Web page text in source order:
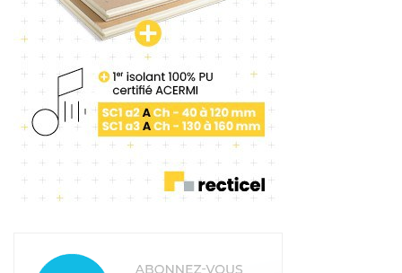
sur certains modèles. Ce qui permet d’offrir jusqu’à
40 % de productivité supplémentaire par rapport à
une ponceuse manuelle.
Tags: Husqvarana